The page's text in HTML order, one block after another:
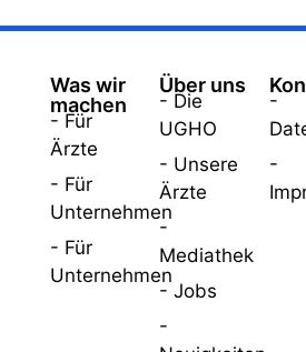
Was wir
machen
- Für
Ärzte
- Für
Unternehmen
- Für
Unternehmen
Über uns
- Die
UGHO
- Unsere
Ärzte
-
Mediathek
- Jobs
-
-
-